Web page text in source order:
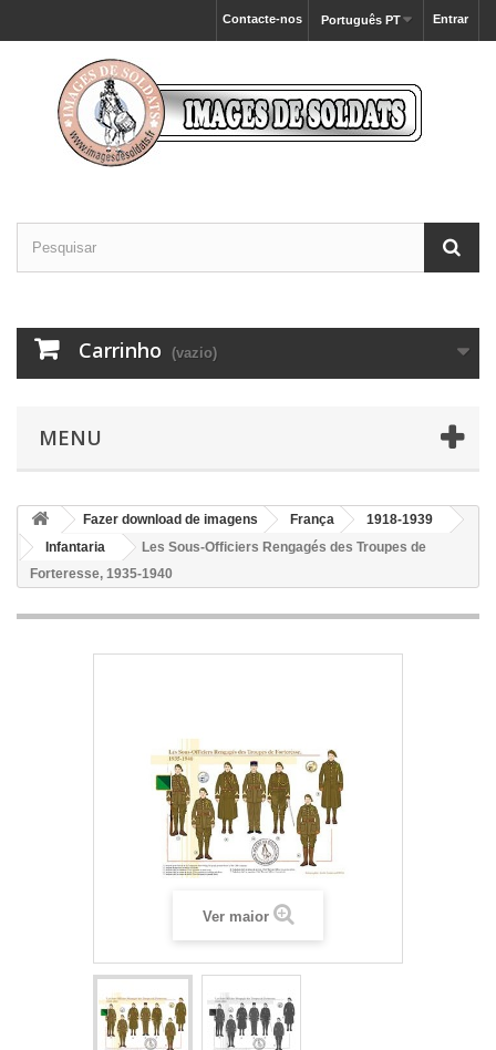
Entrar
Português PT
Contacte-nos
Carrinho (vazio)
MENU
Fazer download de imagens França
1918-1939
Infantaria
Les Sous-Officiers Rengagés des Troupes de
Forteresse, 1935-1940
Ver maior